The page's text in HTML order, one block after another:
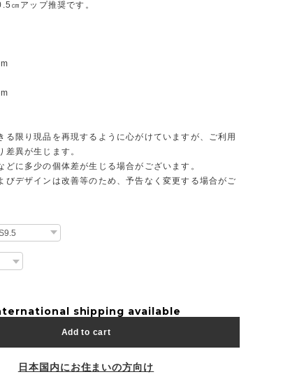
㎝アップ推奨です。
限り現品を再現するように心がけていますが、ご利用
差異が生じます。
に多少の個体差が生じる場合がございます。
びデザインは改善等のため、予告なく変更する場合がご
shipping available
Add to cart
日本国内にお住まいの方向け